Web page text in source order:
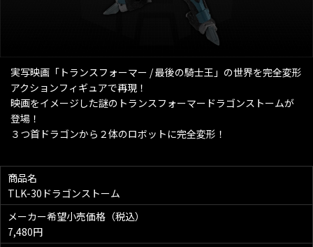
実写映画「トランスフォーマー / 最後の騎士王」の世界を完全変形
アクションフィギュアで再現！
映画をイメージした謎のトランスフォーマードラゴンストームが
登場！
３つ首ドラゴンから２体のロボットに完全変形！
商品名
TLK-30ドラゴンストーム
メーカー希望小売価格（税込）
7,480円